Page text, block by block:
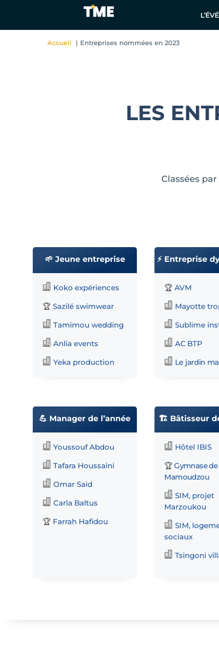
Accueil Entreprises nommées en 2023
LES
Classées
🌱 Jeune entreprise
 Koko expériences
🏆 Sazilé swimwear
 Tamimou wedding
 Anlia events
 Yeka production
⚡ Entreprise
🏆 AVM
 Mayotte
 Sublime
 AC BTP
 Le jardin
💪 Manager de l’année
 Youssouf Abdou
 Tafara Houssaini
 Omar Saïd
 Carla Baltus
🏆 Farrah Hafidou
🏗️ Bâtisseur
 Hôtel IBIS
🏆 Gymnase de
Mamoudzou
 SIM, projet
Marzoukou
 SIM,
sociaux
 Tsingoni